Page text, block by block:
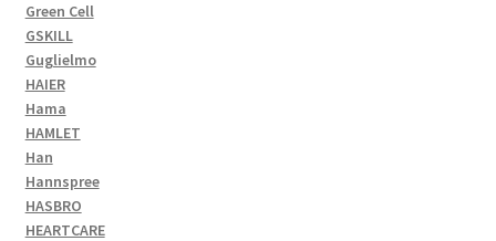
Green Cell
GSKILL
Guglielmo
HAIER
Hama
HAMLET
Han
Hannspree
HASBRO
HEARTCARE